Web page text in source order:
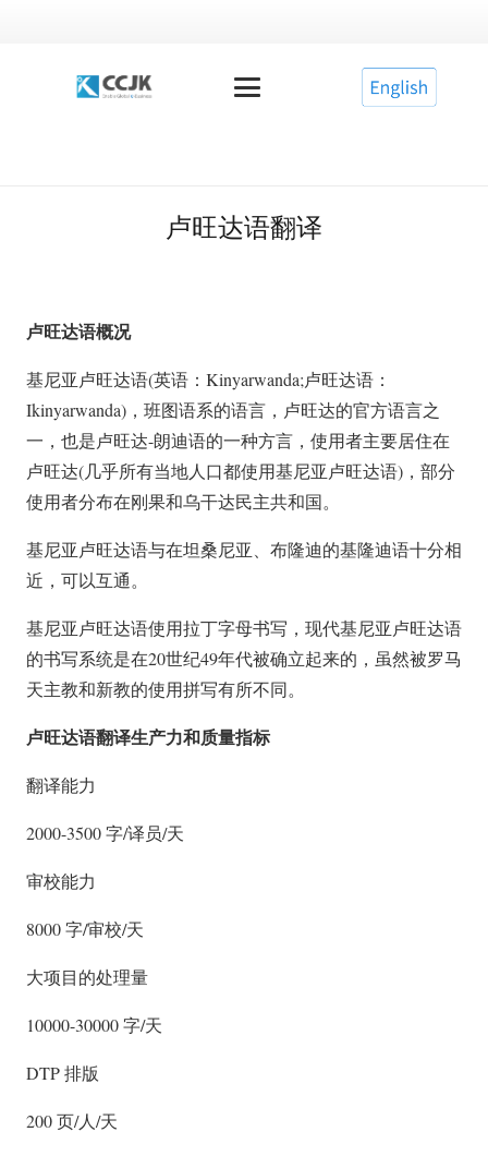
卢旺达语翻译
卢旺达语概况
基尼亚卢旺达语(英语：Kinyarwanda;卢旺达语：
Ikinyarwanda)，班图语系的语言，卢旺达的官方语言之
一，也是卢旺达-朗迪语的一种方言，使用者主要居住在
卢旺达(几乎所有当地人口都使用基尼亚卢旺达语)，部分
使用者分布在刚果和乌干达民主共和国。
基尼亚卢旺达语与在坦桑尼亚、布隆迪的基隆迪语十分相
近，可以互通。
基尼亚卢旺达语使用拉丁字母书写，现代基尼亚卢旺达语
的书写系统是在20世纪49年代被确立起来的，虽然被罗马
天主教和新教的使用拼写有所不同。
卢旺达语翻译生产力和质量指标
翻译能力
2000-3500 字/译员/天
审校能力
8000 字/审校/天
大项目的处理量
10000-30000 字/天
DTP 排版
200 页/人/天